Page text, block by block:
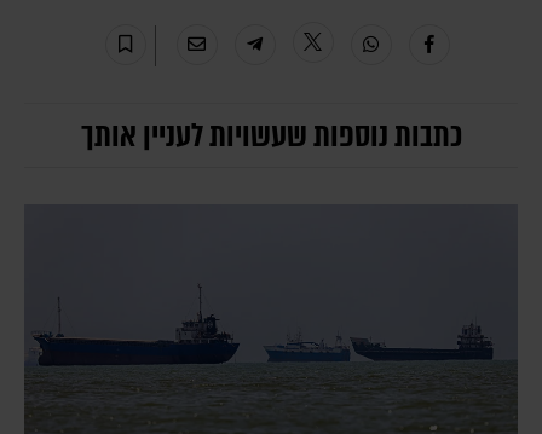
כתבות נוספות שעשויות לעניין אותך